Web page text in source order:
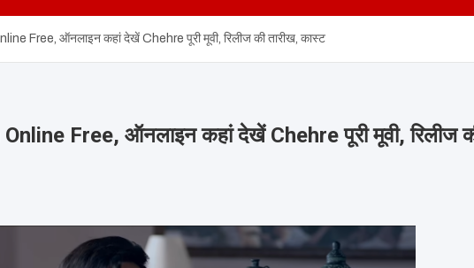
Free, ऑनलाइन कहां देखें Chehre पूरी मूवी, रिलीज की तारीख, कास्ट
Free, ऑनलाइन कहां देखें Chehre पूरी मूवी, रिलीज